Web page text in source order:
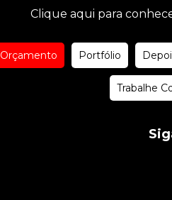
Clique aqui para
Orçamento Portfólio
Trabalhe